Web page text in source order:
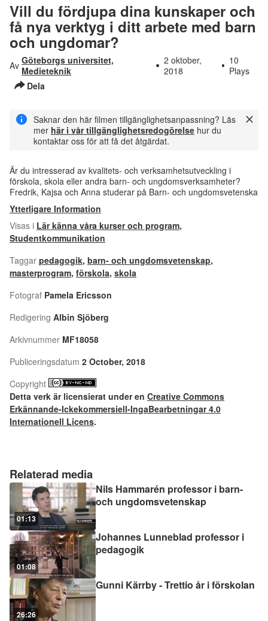
Relaterad media
01:13
Nils Hammarén professor i barn-
och ungdomsvetenskap
01:08
Johannes Lunneblad professor i
pedagogik
26:26
Gunni Kärrby - Trettio år i förskolan
Vill du fördjupa dina kunskaper och
få nya verktyg i ditt arbete med barn
och ungdomar?
Av Göteborgs universitet,
Medieteknik
2 oktober,
2018
10
Plays
Dela
Saknar den här filmen tillgänglighetsanpassning? Läs
mer här i vår tillgänglighetsredogörelse hur du
kontaktar oss för att få det åtgärdat.
Är du intresserad av kvalitets- och verksamhetsutveckling i
förskola, skola eller andra barn- och ungdomsverksamheter?
Fredrik, Kajsa och Anna studerar på Barn- och ungdomsvetenska
Ytterligare Information
Visas i Lär känna våra kurser och program,
Studentkommunikation
Taggar pedagogik, barn- och ungdomsvetenskap,
masterprogram, förskola, skola
Fotograf Pamela Ericsson
Redigering Albin Sjöberg
Arkivnummer MF18058
Publiceringsdatum 2 October, 2018
Copyright
Detta verk är licensierat under en Creative Commons
Erkännande-Ickekommersiell-IngaBearbetningar 4.0
Internationell Licens.